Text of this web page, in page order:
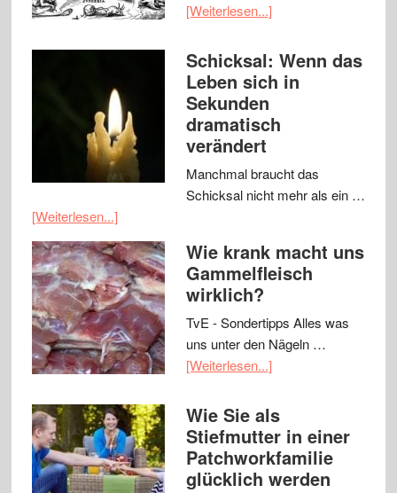
[Weiterlesen...]
Schicksal: Wenn das
Leben sich in
Sekunden
dramatisch
verändert
Manchmal braucht das
Schicksal nicht mehr als ein …
[Weiterlesen...]
Wie krank macht uns
Gammelfleisch
wirklich?
TvE - Sondertipps Alles was
uns unter den Nägeln …
[Weiterlesen...]
Wie Sie als
Stiefmutter in einer
Patchworkfamilie
glücklich werden